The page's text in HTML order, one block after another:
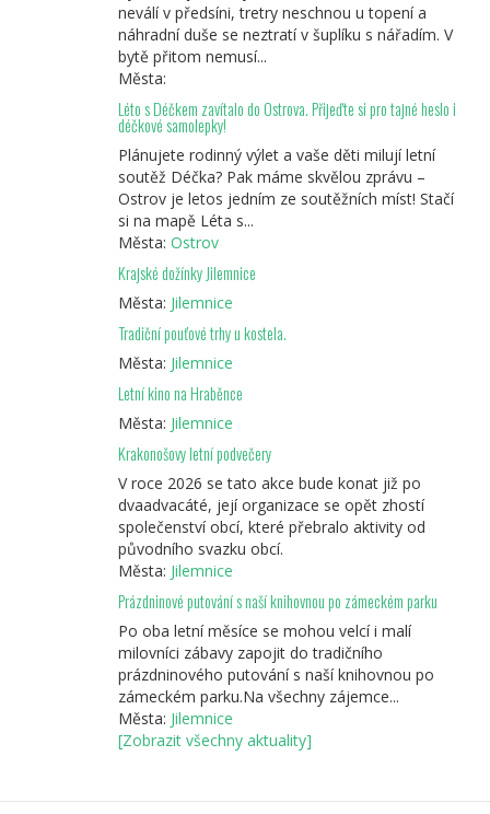
neválí v předsíni, tretry neschnou u topení a
náhradní duše se neztratí v šuplíku s nářadím. V
bytě přitom nemusí...
Města:
Léto s Déčkem zavítalo do Ostrova. Přijeďte si pro tajné heslo i
déčkové samolepky!
Plánujete rodinný výlet a vaše děti milují letní
soutěž Déčka? Pak máme skvělou zprávu –
Ostrov je letos jedním ze soutěžních míst! Stačí
si na mapě Léta s...
Města: Ostrov
Krajské dožínky Jilemnice
Města: Jilemnice
Tradiční pouťové trhy u kostela.
Města: Jilemnice
Letní kino na Hraběnce
Města: Jilemnice
Krakonošovy letní podvečery
V roce 2026 se tato akce bude konat již po
dvaadvacáté, její organizace se opět zhostí
společenství obcí, které přebralo aktivity od
původního svazku obcí.
Města: Jilemnice
Prázdninové putování s naší knihovnou po zámeckém parku
Po oba letní měsíce se mohou velcí i malí
milovníci zábavy zapojit do tradičního
prázdninového putování s naší knihovnou po
zámeckém parku.Na všechny zájemce...
Města: Jilemnice
[Zobrazit všechny aktuality]